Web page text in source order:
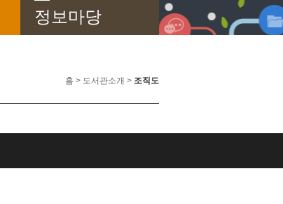
정보마당
홈 > 도서관소개 > 조직도